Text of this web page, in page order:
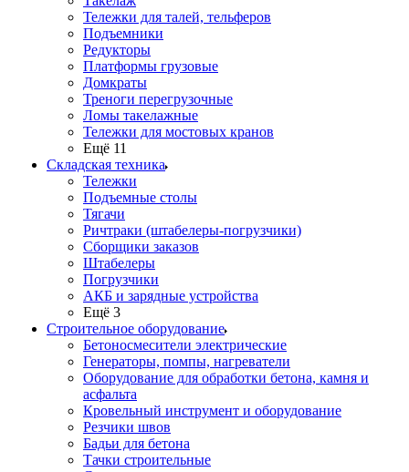
Тележки для талей, тельферов
Подъемники
Редукторы
Платформы грузовые
Домкраты
Треноги перегрузочные
Ломы такелажные
Тележки для мостовых кранов
Ещё 11
Складская техника
Тележки
Подъемные столы
Тягачи
Ричтраки (штабелеры-погрузчики)
Сборщики заказов
Штабелеры
Погрузчики
АКБ и зарядные устройства
Ещё 3
Строительное оборудование
Бетоносмесители электрические
Генераторы, помпы, нагреватели
Оборудование для обработки бетона, камня и
асфальта
Кровельный инструмент и оборудование
Резчики швов
Бадьи для бетона
Тачки строительные